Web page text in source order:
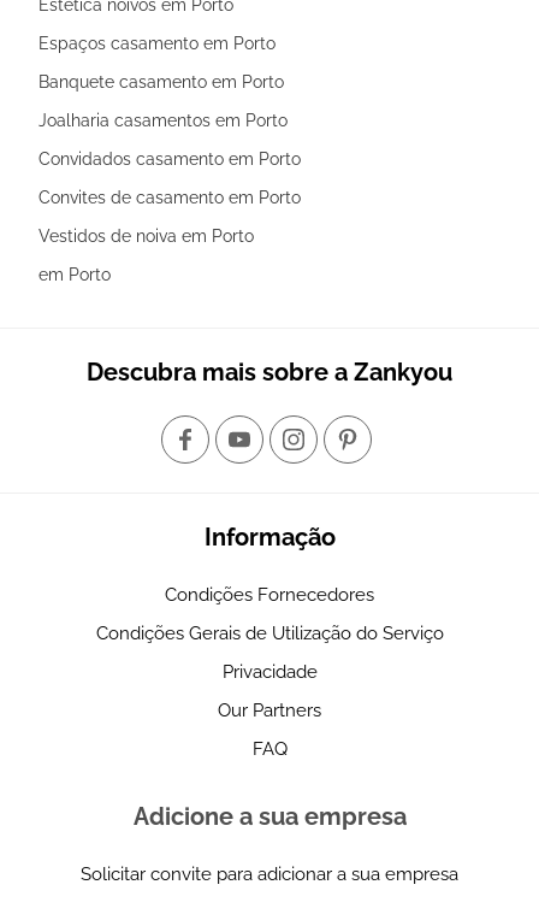
Estética noivos em Porto
Espaços casamento em Porto
Banquete casamento em Porto
Joalharia casamentos em Porto
Convidados casamento em Porto
Convites de casamento em Porto
Vestidos de noiva em Porto
em Porto
Descubra mais sobre a Zankyou
Informação
Condições Fornecedores
Condições Gerais de Utilização do Serviço
Privacidade
Our Partners
FAQ
Adicione a sua empresa
Solicitar convite para adicionar a sua empresa